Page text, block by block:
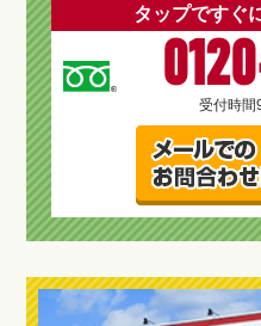
タップですぐ
受付時間